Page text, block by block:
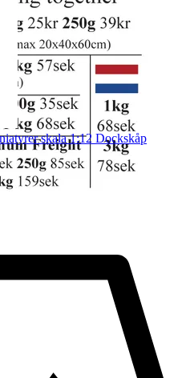
skala 1:12 Dockskåp